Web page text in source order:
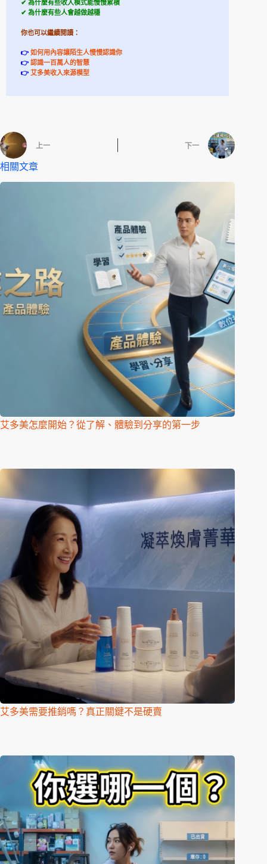
✔ 為什麼有些收入模式能慢慢累積
✔ 為什麼有些人會越做越穩
你也可以繼續閱讀：
👉如何用內容讓陌生人慢慢認識你
👉認識一百萬人的智慧
👉艾多美收入來源模型
上一 下一
相關文章
艾多美怎麼開始？從了解、體驗到分享的第一步
艾多美需要推銷嗎？真正關鍵不是硬賣